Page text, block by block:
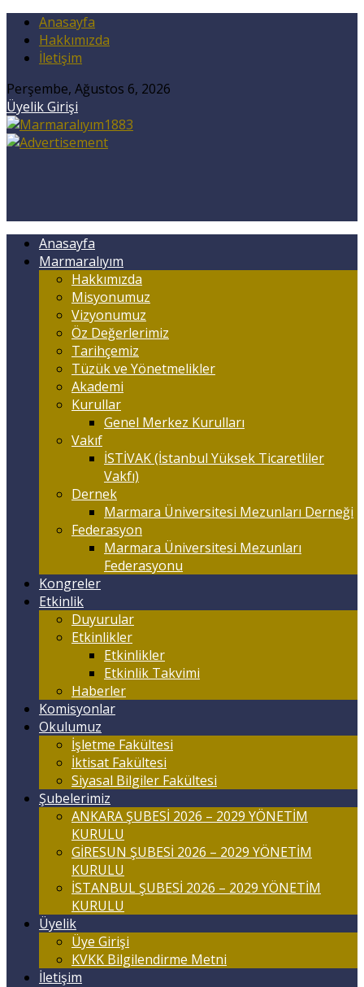
Anasayfa
Hakkımızda
İletişim
Perşembe, Ağustos 6, 2026
Üyelik Girişi
Anasayfa
Marmaralıyım
Hakkımızda
Misyonumuz
Vizyonumuz
Öz Değerlerimiz
Tarihçemiz
Tüzük ve Yönetmelikler
Akademi
Kurullar
Genel Merkez Kurulları
Vakıf
İSTİVAK (İstanbul Yüksek Ticaretliler
Vakfı)
Dernek
Marmara Üniversitesi Mezunları Derneği
Federasyon
Marmara Üniversitesi Mezunları
Federasyonu
Kongreler
Etkinlik
Duyurular
Etkinlikler
Etkinlikler
Etkinlik Takvimi
Haberler
Komisyonlar
Okulumuz
İşletme Fakültesi
İktisat Fakültesi
Siyasal Bilgiler Fakültesi
Şubelerimiz
ANKARA ŞUBESİ 2026 – 2029 YÖNETİM
KURULU
GİRESUN ŞUBESİ 2026 – 2029 YÖNETİM
KURULU
İSTANBUL ŞUBESİ 2026 – 2029 YÖNETİM
KURULU
Üyelik
Üye Girişi
KVKK Bilgilendirme Metni
İletişim